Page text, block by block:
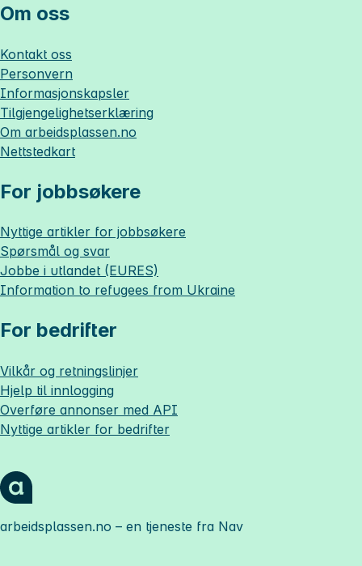
Om oss
Kontakt oss
Personvern
Informasjonskapsler
Tilgjengelighetserklæring
Om arbeidsplassen.no
Nettstedkart
For jobbsøkere
Nyttige artikler for jobbsøkere
Spørsmål og svar
Jobbe i utlandet (EURES)
Information to refugees from Ukraine
For bedrifter
Vilkår og retningslinjer
Hjelp til innlogging
Overføre annonser med API
Nyttige artikler for bedrifter
arbeidsplassen.no – en tjeneste fra Nav